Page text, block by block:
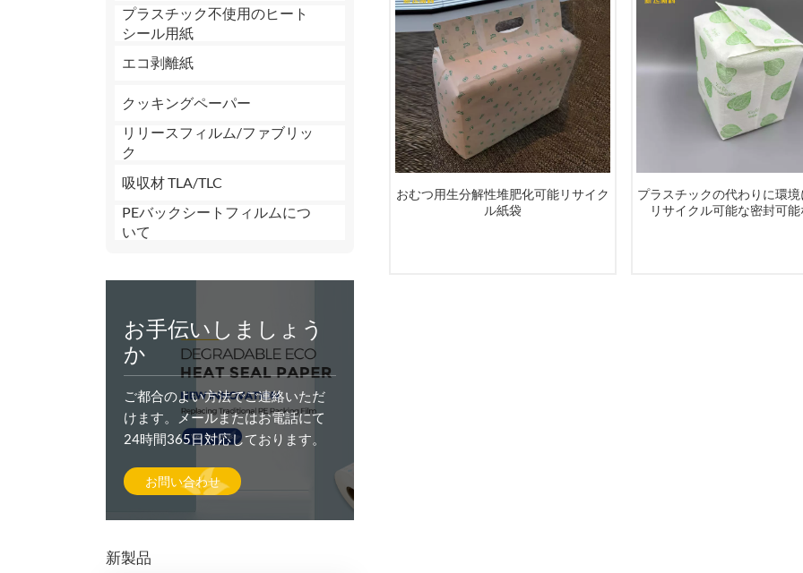
プラスチック不使用のヒート
シール用紙
エコ剥離紙
クッキングペーパー
リリースフィルム/ファブリッ
ク
吸収材 TLA/TLC
PEバックシートフィルムにつ
いて
お手伝いしましょう
か
ご都合のよい方法でご連絡いただ
けます。メールまたはお電話にて
24時間365日対応しております。
お問い合わせ
新製品
おむつ用生分解性堆肥化可能リサイク
ル紙袋
プラスチックの代わりに環
リサイクル可能な密封可